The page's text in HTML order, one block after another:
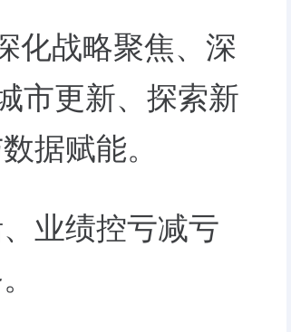
化战略聚焦、深
市更新、探索新
据赋能。
业绩控亏减亏